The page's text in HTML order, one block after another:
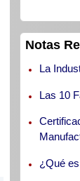
Notas
La
Las 10
¿Qué